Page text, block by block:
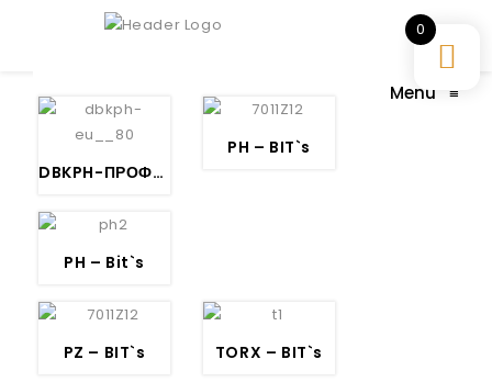
Menu ≡
DBKPH-ПРОФИ СКАЛПЕР – BESSEY
PH – BIT`s
PH – Bit`s
PZ – BIT`s TORX – BIT`s
0